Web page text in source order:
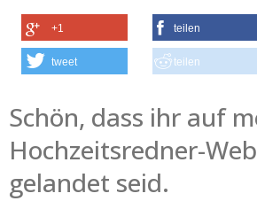
+1 teilen
tweet teilen
Schön, dass ihr auf
Hochzeitsredner-
gelandet seid.